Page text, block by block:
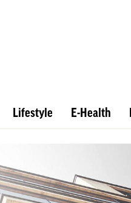
Lifestyle E-Health